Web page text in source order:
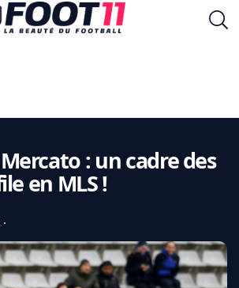
: un cadre des
en MLS !